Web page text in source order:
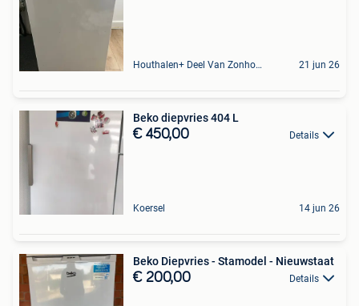
Houthalen+ Deel Van Zonhoven En Zolder 21 jun 26
Beko diepvries 404 L
€ 450,00 Details
Koersel 14 jun 26
Beko Diepvries - Stamodel - Nieuwstaat
€ 200,00 Details